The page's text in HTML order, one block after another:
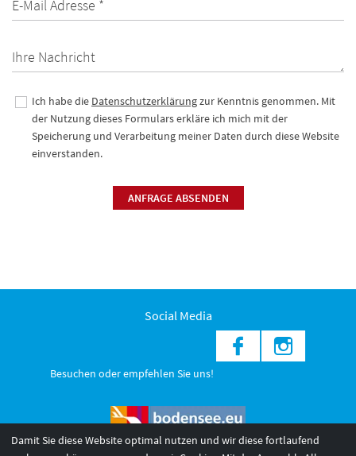
E-Mail Adresse *
Ihre Nachricht
Ich habe die Datenschutzerklärungzur Kenntnis genommen. Mit
der Nutzung dieses Formulars erkläre ich mich mit der
Speicherung und Verarbeitung meiner Daten durch diese Website
einverstanden.
ANFRAGE ABSENDEN
Social Media
Besuchen oder empfehlen Sie uns!
Damit Sie diese Website optimal nutzen und wir diese fortlaufend